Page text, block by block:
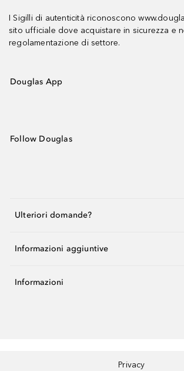
I Sigilli di autenticità riconoscono
sito ufficiale dove acquistare in sicurezza e
regolamentazione di settore.
Douglas App
Follow Douglas
Ulteriori domande?
Informazioni aggiuntive
Informazioni
Privacy